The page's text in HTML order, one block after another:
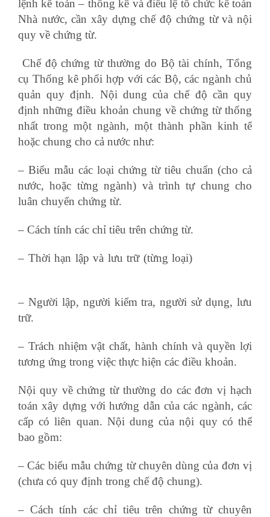
lệnh kế toán – thống kê và điều lệ tổ chức kế toán
Nhà nước, cần xây dựng chế độ chứng từ và nội
quy về chứng từ.
Chế độ chứng từ thường do Bộ tài chính, Tổng
cụ Thống kê phối hợp với các Bộ, các ngành chủ
quản quy định. Nội dung của chế độ cần quy
định những điều khoản chung về chứng từ thống
nhất trong một ngành, một thành phần kinh tế
hoặc chung cho cả nước như:
– Biểu mẫu các loại chứng từ tiêu chuẩn (cho cả
nước, hoặc từng ngành) và trình tự chung cho
luân chuyển chứng từ.
– Cách tính các chỉ tiêu trên chứng từ.
– Thời hạn lập và lưu trữ (từng loại)
– Người lập, người kiểm tra, người sử dụng, lưu
trữ.
– Trách nhiệm vật chất, hành chính và quyền lợi
tương ứng trong việc thực hiện các điều khoản.
Nội quy về chứng từ thường do các đơn vị hạch
toán xây dựng với hướng dẫn của các ngành, các
cấp có liên quan. Nội dung của nội quy có thể
bao gồm:
– Các biểu mẫu chứng từ chuyên dùng của đơn vị
(chưa có quy định trong chế độ chung).
– Cách tính các chỉ tiêu trên chứng từ chuyên